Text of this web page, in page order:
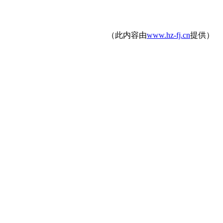
（此内容由www.hz-fj.cn提供）